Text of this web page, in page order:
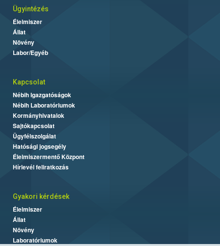
Ügyintézés
Élelmiszer
Állat
Növény
Labor/Egyéb
Kapcsolat
Nébih Igazgatóságok
Nébih Laboratóriumok
Kormányhivatalok
Sajtókapcsolat
Ügyfélszolgálat
Hatósági jogsegély
Élelmiszermentő Központ
Hírlevél feliratkozás
Gyakori kérdések
Élelmiszer
Állat
Növény
Laboratóriumok